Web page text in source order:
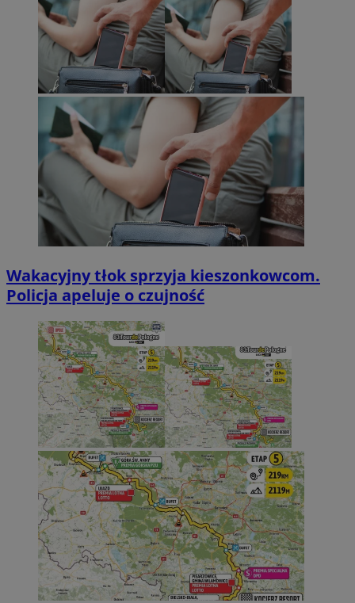
Wakacyjny tłok sprzyja kieszonkowcom.
Policja apeluje o czujność